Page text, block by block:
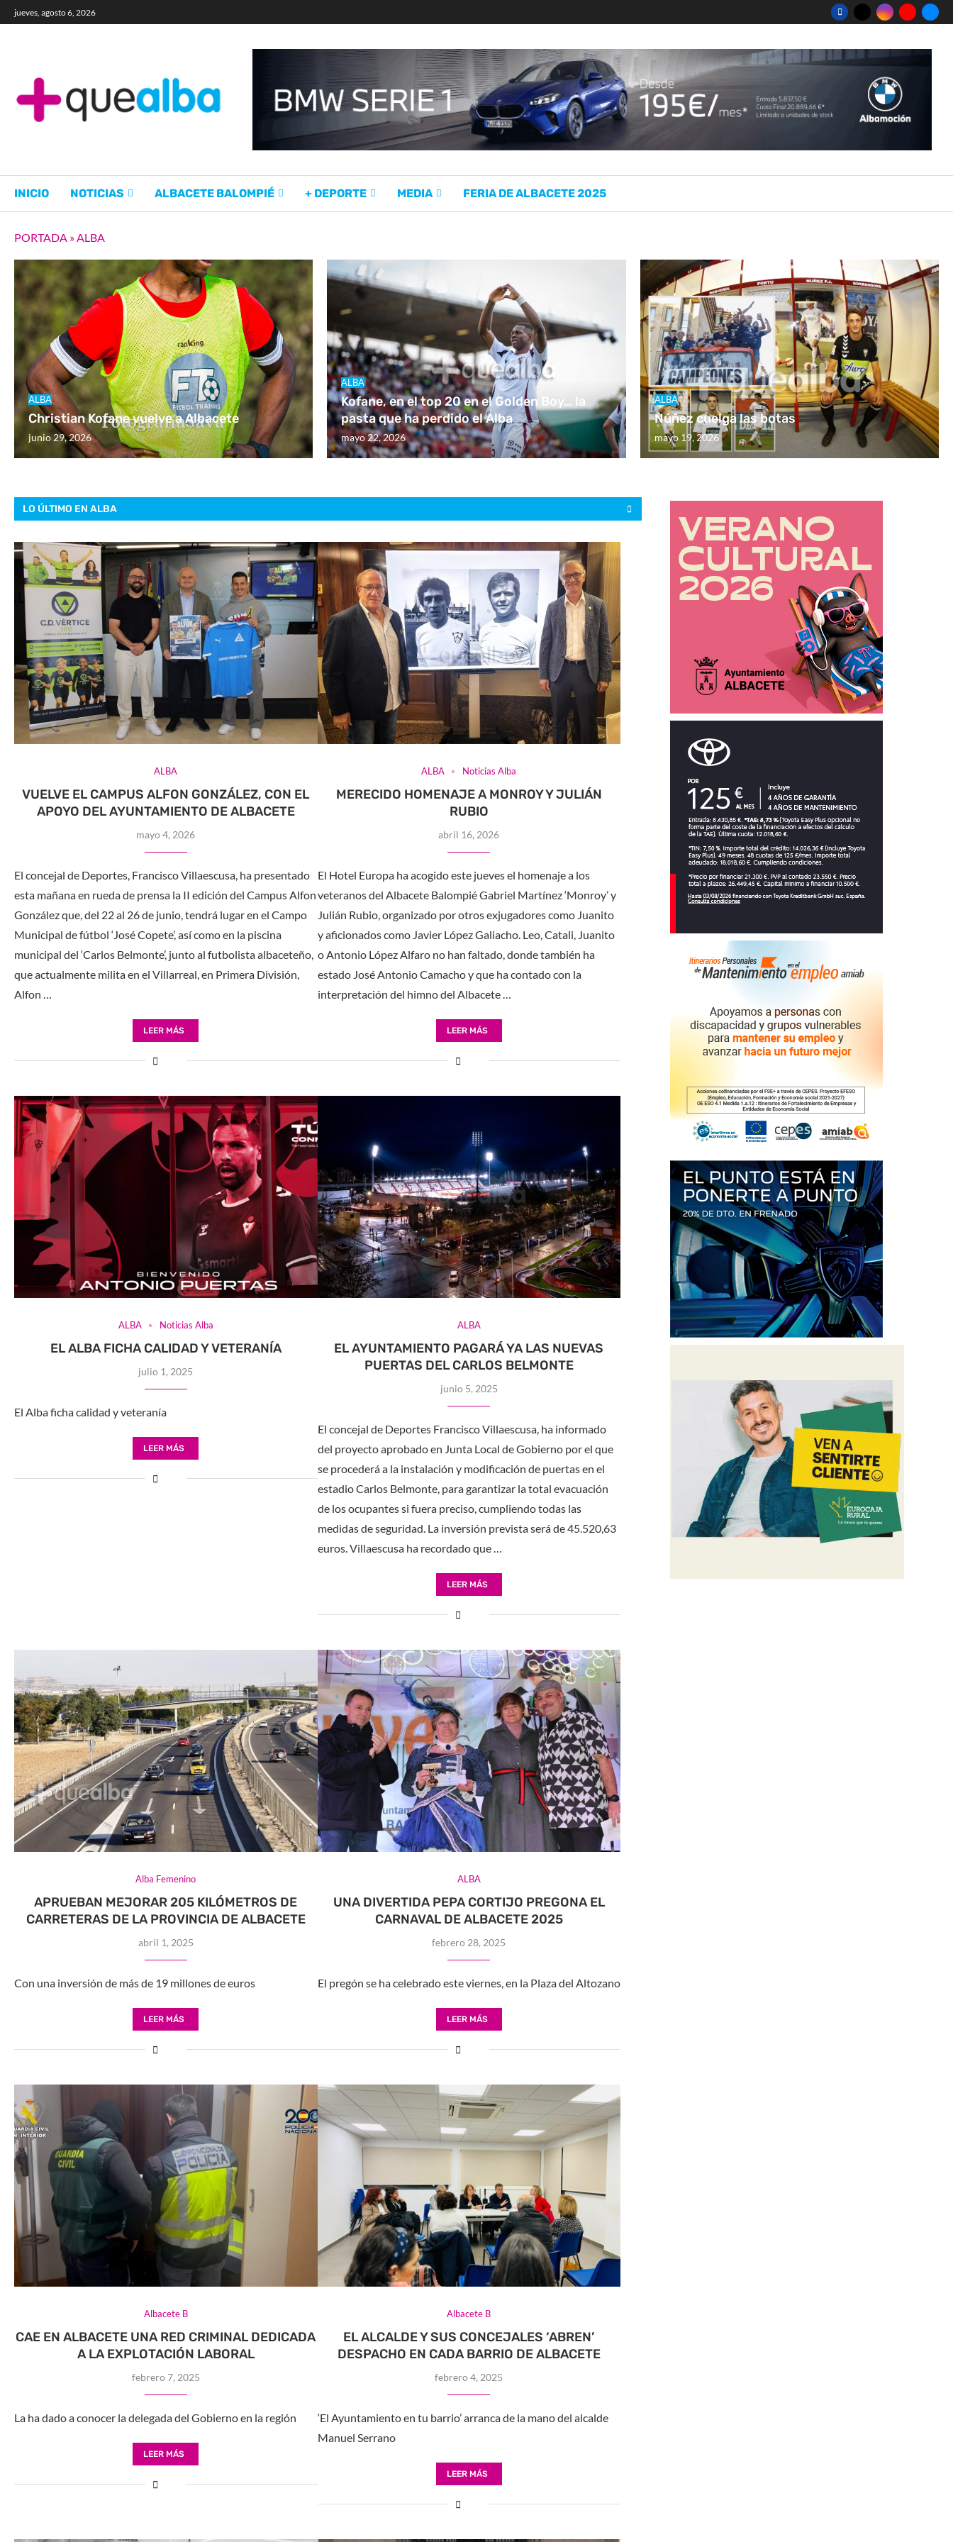
jueves, agosto 6, 2026
INICIO NOTICIAS ALBACETE BALOMPIÉ + DEPORTE MEDIA FERIA DE ALBACETE 2025
PORTADA »ALBA
ALBA
Christian Kofane vuelve a Albacete
junio 29, 2026
ALBA
Kofane, en el top 20 en el Golden Boy… la
pasta que ha perdido el Alba
mayo 22, 2026
ALBA
Núñez cuelga las botas
mayo 19, 2026
LO ÚLTIMO EN ALBA
ALBA
VUELVE EL CAMPUS ALFON GONZÁLEZ, CON EL
APOYO DEL AYUNTAMIENTO DE ALBACETE
mayo 4, 2026
El concejal de Deportes, Francisco Villaescusa, ha presentado
esta mañana en rueda de prensa la II edición del Campus Alfon
González que, del 22 al 26 de junio, tendrá lugar en el Campo
Municipal de fútbol ‘José Copete’, así como en la piscina
municipal del ‘Carlos Belmonte’, junto al futbolista albaceteño,
que actualmente milita en el Villarreal, en Primera División,
Alfon …
LEER MÁS
ALBA Noticias Alba
MERECIDO HOMENAJE A MONROY Y JULIÁN
RUBIO
abril 16, 2026
El Hotel Europa ha acogido este jueves el homenaje a los
veteranos del Albacete Balompié Gabriel Martínez ‘Monroy’ y
Julián Rubio, organizado por otros exjugadores como Juanito
y aficionados como Javier López Galiacho. Leo, Catali, Juanito
o Antonio López Alfaro no han faltado, donde también ha
estado José Antonio Camacho y que ha contado con la
interpretación del himno del Albacete …
LEER MÁS
ALBA Noticias Alba
EL ALBA FICHA CALIDAD Y VETERANÍA
julio 1, 2025
El Alba ficha calidad y veteranía
LEER MÁS
ALBA
EL AYUNTAMIENTO PAGARÁ YA LAS NUEVAS
PUERTAS DEL CARLOS BELMONTE
junio 5, 2025
El concejal de Deportes Francisco Villaescusa, ha informado
del proyecto aprobado en Junta Local de Gobierno por el que
se procederá a la instalación y modificación de puertas en el
estadio Carlos Belmonte, para garantizar la total evacuación
de los ocupantes si fuera preciso, cumpliendo todas las
medidas de seguridad. La inversión prevista será de 45.520,63
euros. Villaescusa ha recordado que …
LEER MÁS
Alba Femenino
APRUEBAN MEJORAR 205 KILÓMETROS DE
CARRETERAS DE LA PROVINCIA DE ALBACETE
abril 1, 2025
Con una inversión de más de 19 millones de euros
LEER MÁS
ALBA
UNA DIVERTIDA PEPA CORTIJO PREGONA EL
CARNAVAL DE ALBACETE 2025
febrero 28, 2025
El pregón se ha celebrado este viernes, en la Plaza del Altozano
LEER MÁS
Albacete B
CAE EN ALBACETE UNA RED CRIMINAL DEDICADA
A LA EXPLOTACIÓN LABORAL
febrero 7, 2025
La ha dado a conocer la delegada del Gobierno en la región
LEER MÁS
Albacete B
EL ALCALDE Y SUS CONCEJALES ‘ABREN’
DESPACHO EN CADA BARRIO DE ALBACETE
febrero 4, 2025
‘El Ayuntamiento en tu barrio’ arranca de la mano del alcalde
Manuel Serrano
LEER MÁS